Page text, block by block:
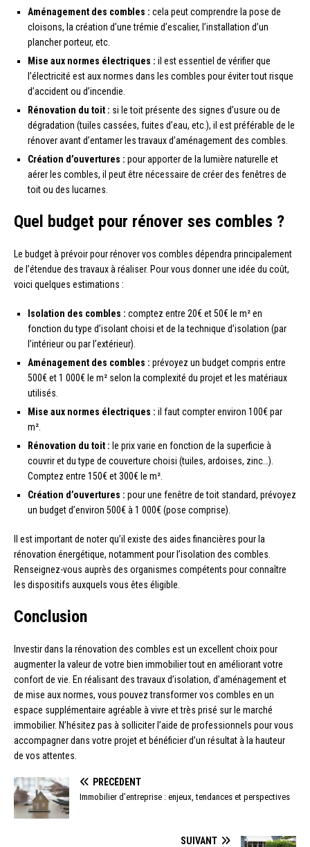
Aménagement des combles : cela peut comprendre la pose de
cloisons, la création d’une trémie d’escalier, l’installation d’un
plancher porteur, etc.
Mise aux normes électriques : il est essentiel de vérifier que
l’électricité est aux normes dans les combles pour éviter tout risque
d’accident ou d’incendie.
Rénovation du toit : si le toit présente des signes d’usure ou de
dégradation (tuiles cassées, fuites d’eau, etc.), il est préférable de le
rénover avant d’entamer les travaux d’aménagement des combles.
Création d’ouvertures : pour apporter de la lumière naturelle et
aérer les combles, il peut être nécessaire de créer des fenêtres de
toit ou des lucarnes.
Quel budget pour rénover ses combles ?
Le budget à prévoir pour rénover vos combles dépendra principalement
de l’étendue des travaux à réaliser. Pour vous donner une idée du coût,
voici quelques estimations :
Isolation des combles : comptez entre 20€ et 50€ le m² en
fonction du type d’isolant choisi et de la technique d’isolation (par
l’intérieur ou par l’extérieur).
Aménagement des combles : prévoyez un budget compris entre
500€ et 1 000€ le m² selon la complexité du projet et les matériaux
utilisés.
Mise aux normes électriques : il faut compter environ 100€ par
m².
Rénovation du toit : le prix varie en fonction de la superficie à
couvrir et du type de couverture choisi (tuiles, ardoises, zinc…).
Comptez entre 150€ et 300€ le m².
Création d’ouvertures : pour une fenêtre de toit standard, prévoyez
un budget d’environ 500€ à 1 000€ (pose comprise).
Il est important de noter qu’il existe des aides financières pour la
rénovation énergétique, notamment pour l’isolation des combles.
Renseignez-vous auprès des organismes compétents pour connaître
les dispositifs auxquels vous êtes éligible.
Conclusion
Investir dans la rénovation des combles est un excellent choix pour
augmenter la valeur de votre bien immobilier tout en améliorant votre
confort de vie. En réalisant des travaux d’isolation, d’aménagement et
de mise aux normes, vous pouvez transformer vos combles en un
espace supplémentaire agréable à vivre et très prisé sur le marché
immobilier. N’hésitez pas à solliciter l’aide de professionnels pour vous
accompagner dans votre projet et bénéficier d’un résultat à la hauteur
de vos attentes.
PRÉCÉDENT
Immobilier d’entreprise : enjeux, tendances et perspectives
SUIVANT